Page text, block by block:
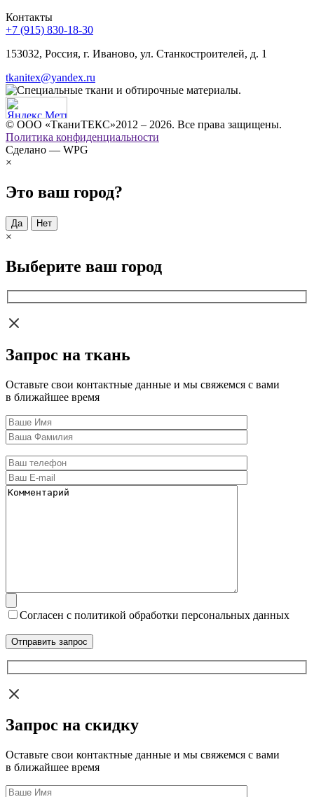
Контакты
+7 (915) 830-18-30
153032, Россия, г. Иваново, ул. Станкостроителей, д. 1
tkanitex@yandex.ru
© ООО «ТканиТЕКС»2012 – 2026. Все права защищены.
Политика конфиденциальности
Сделано — WPG
×
Это ваш город?
Да Нет
×
Выберите ваш город
Запрос на ткань
Оставьте свои контактные данные и мы свяжемся с вами
в ближайшее время
Согласен с политикой обработки персональных данных
Запрос на скидку
Оставьте свои контактные данные и мы свяжемся с вами
в ближайшее время